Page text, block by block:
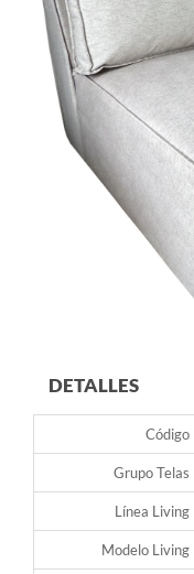
DETALLES
Código
Grupo Telas
Línea Living
Modelo Living